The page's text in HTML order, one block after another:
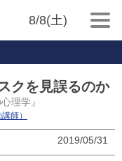
8/8(土)
クを見誤るのか
理学』
師）
2019/05/31